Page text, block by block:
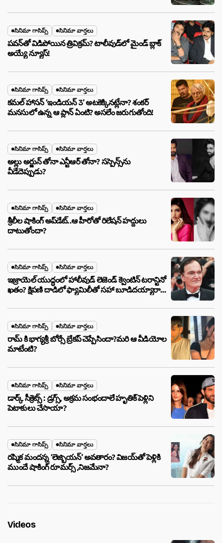
సినిమా గాసిప్స్ సినిమా వార్తలు
పవన్‌తో విడిపోయిన త్రివిక్రమ్? టాలీవుడ్‌లో మైండ్ బ్లాక్
అయ్యే న్యూస్!
సినిమా గాసిప్స్ సినిమా వార్తలు
కమల్ హాసన్ ‘ఇండియన్ 3’ అటకెక్కినట్లేనా? శంకర్
మనసులో ఉన్న ఆ ప్లాన్ ఏంటి? అసలేం జరుగుతోంది!
సినిమా గాసిప్స్ సినిమా వార్తలు
అల్లు అర్జున్ తోనా ఎన్టీఆర్ తోనా? సస్పెన్స్‌ను
వీడేదెప్పుడు?
సినిమా గాసిప్స్ సినిమా వార్తలు
శ్రీలీల షాకింగ్ అప్‌డేట్..ఆ హీరోతో రిలేషన్ హద్దులు
దాటుతోందా?
సినిమా గాసిప్స్ సినిమా వార్తలు
ఇజ్రాయెల్ యుద్ధంలో హాలీవుడ్ లెజెండ్ క్వెంటిన్ టరాన్టినో
ఖతం? క్షిపణి దాడిలో ఫ్యామిలీతో సహా బూడిదయ్యారా?
సినిమా గాసిప్స్ సినిమా వార్తలు
రామ్ కి భాగ్యశ్రీ బోర్సే బ్రేకప్ చెప్పేసిందా?మరి ఆ వీడియోల
మాటేంటి?
సినిమా గాసిప్స్ సినిమా వార్తలు
డార్క్ సీక్రెట్స్ : డ్రగ్స్, అక్రమ సంభందాలే హృతిక్ పెళ్లిని
పెటాకులు చేసాయా?
సినిమా గాసిప్స్ సినిమా వార్తలు
రష్మిక మందన్న ‘లెజ్బియన్’ అవతారం? విజయ్‌తో పెళ్లికి
ముందే షాకింగ్ రూమర్స్ ,నిజమేనా?
Videos